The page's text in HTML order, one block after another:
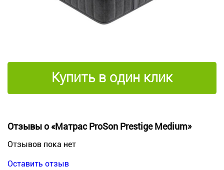
Купить в один клик
Отзывы о «Матрас ProSon Prestige Medium»
Отзывов пока нет
Оставить отзыв